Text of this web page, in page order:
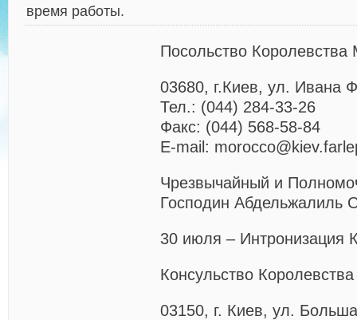
время работы.
Посольство Королевства
03680, г.Киев, ул. Ивана
Тел.: (044) 284-33-26
Факс: (044) 568-58-84
E-mail:
Чрезвычайный и
Господин Абдельжалиль
30 июля – Интронизация
Консульство
03150, г. Киев, ул.